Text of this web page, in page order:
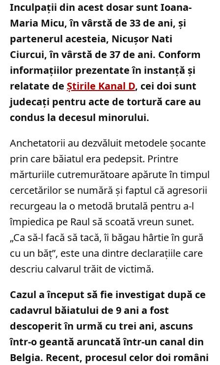
Inculpații din acest dosar sunt Ioana-
Maria Micu, în vârstă de 33 de ani, și
partenerul acesteia, Nicușor Nati
Ciurcui, în vârstă de 37 de ani. Conform
informațiilor prezentate în instanță și
relatate de Știrile Kanal D, cei doi sunt
judecați pentru acte de tortură care au
condus la decesul minorului.
Anchetatorii au dezvăluit metodele șocante
prin care băiatul era pedepsit. Printre
mărturiile cutremurătoare apărute în timpul
cercetărilor se numără și faptul că agresorii
recurgeau la o metodă brutală pentru a-l
împiedica pe Raul să scoată vreun sunet.
„Ca să-l facă să tacă, îi băgau hârtie în gură
cu un băț”, este una dintre declarațiile care
descriu calvarul trăit de victimă.
Cazul a început să fie investigat după ce
cadavrul băiatului de 9 ani a fost
descoperit în urmă cu trei ani, ascuns
într-o geantă aruncată într-un canal din
Belgia. Recent, procesul celor doi români